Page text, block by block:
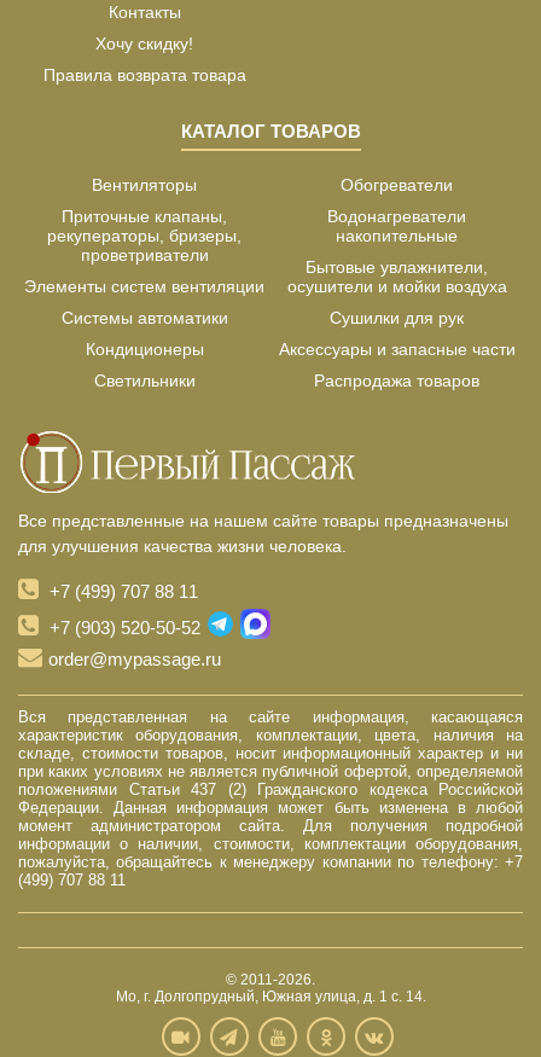
Контакты
Хочу скидку!
Правила возврата товара
КАТАЛОГ ТОВАРОВ
Вентиляторы
Приточные клапаны,
рекуператоры, бризеры,
проветриватели
Элементы систем вентиляции
Системы автоматики
Кондиционеры
Светильники
Обогреватели
Водонагреватели
накопительные
Бытовые увлажнители,
осушители и мойки воздуха
Сушилки для рук
Аксессуары и запасные части
Распродажа товаров
Все представленные на нашем сайте товары предназначены
для улучшения качества жизни человека.
+7 (499) 707 88 11
+7 (903) 520-50-52
order@mypassage.ru
Вся представленная на сайте информация, касающаяся
характеристик оборудования, комплектации, цвета, наличия на
складе, стоимости товаров, носит информационный характер и ни
при каких условиях не является публичной офертой, определяемой
положениями Статьи 437 (2) Гражданского кодекса Российской
Федерации. Данная информация может быть изменена в любой
момент администратором сайта. Для получения подробной
информации о наличии, стоимости, комплектации оборудования,
пожалуйста, обращайтесь к менеджеру компании по телефону: +7
(499) 707 88 11
© 2011-2026.
Мо, г. Долгопрудный, Южная улица, д. 1 с. 14.